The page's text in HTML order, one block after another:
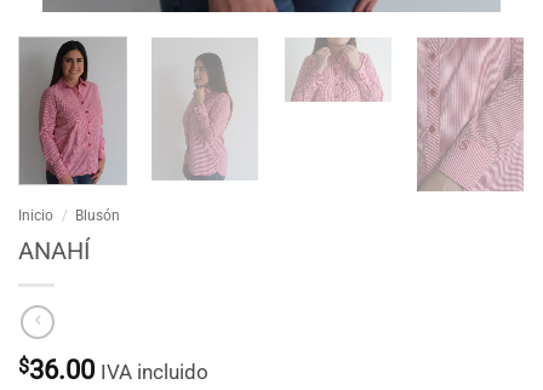
Inicio / Blusón
ANAHÍ
$36.00 IVA incluido